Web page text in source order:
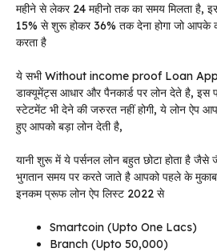
महीने से लेकर 24 महीनो तक का समय मिलता है,
15% से शुरू होकर 36% तक देना होगा जो आपके
करता है
ये सभी Without income proof Loan
डाक्यूमेंट्स आधार और पैनकार्ड पर लोन देते है, इस
स्टेटमेंट भी देने की जरुरत नहीं होगी, ये लोन ऐप
हुए आपको बड़ा लोन देती है,
यानी शुरू में ये पर्सनल लोन बहुत छोटा होता है
भुगतान समय पर करते जाते है आपको पहले के
इनकम प्रूफ लोन ऐप लिस्ट 2022 से
Smartcoin (Upto One Lacs)
Branch (Upto 50,000)